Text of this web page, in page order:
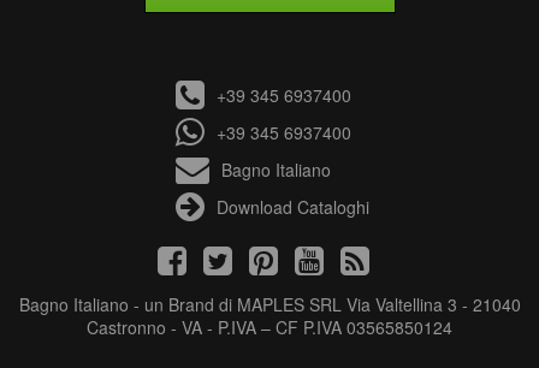
+39 345 6937400
+39 345 6937400
Bagno Italiano
Download Cataloghi
Bagno Italiano - un Brand di MAPLES SRL Via Valtellina 3 - 21040
Castronno - VA - P.IVA – CF P.IVA 03565850124